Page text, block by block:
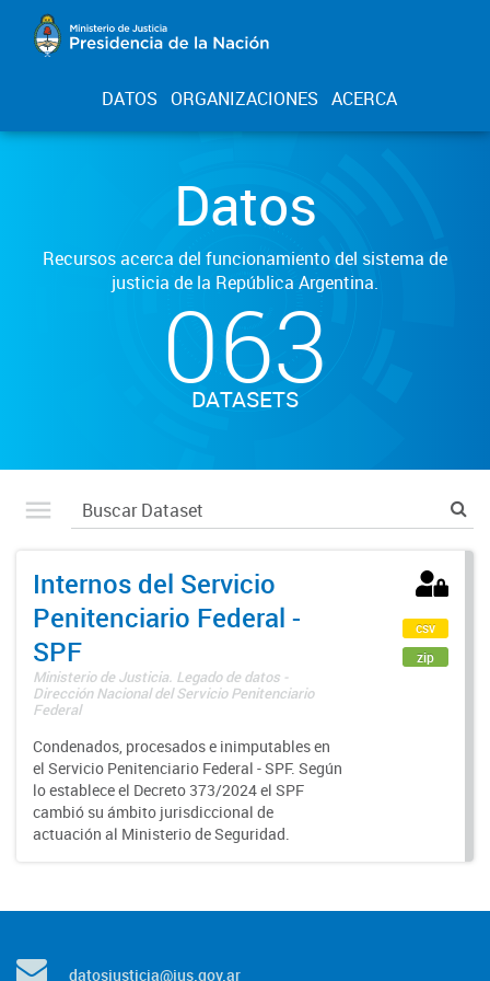
DATOS ORGANIZACIONES ACERCA
Datos
Recursos acerca del funcionamiento del sistema de
justicia de la República Argentina.
063
DATASETS
Internos del Servicio
Penitenciario Federal -
SPF
Ministerio de Justicia. Legado de datos -
Dirección Nacional del Servicio Penitenciario
Federal
Condenados, procesados e inimputables en
el Servicio Penitenciario Federal - SPF. Según
lo establece el Decreto 373/2024 el SPF
cambió su ámbito jurisdiccional de
actuación al Ministerio de Seguridad.
csv
zip
datosjusticia@jus.gov.ar